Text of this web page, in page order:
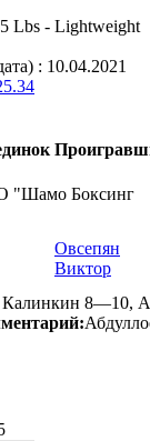
Lbs - Lightweight
: 10.04.2021
"Шамо Боксинг
Овсепян
Виктор
Калинкин 8—10,